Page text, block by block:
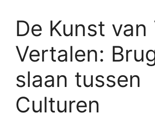
De Kunst van
Vertalen:
slaan tussen
Culturen